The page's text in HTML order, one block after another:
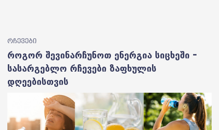
რჩევები
როგორ შევინარჩუნოთ ენერგია სიცხეში –
სასარგებლო რჩევები ზაფხულის
დღეებისთვის